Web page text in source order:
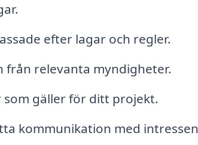
efter lagar och regler.
relevanta myndigheter.
gäller för ditt projekt.
kommunikation med